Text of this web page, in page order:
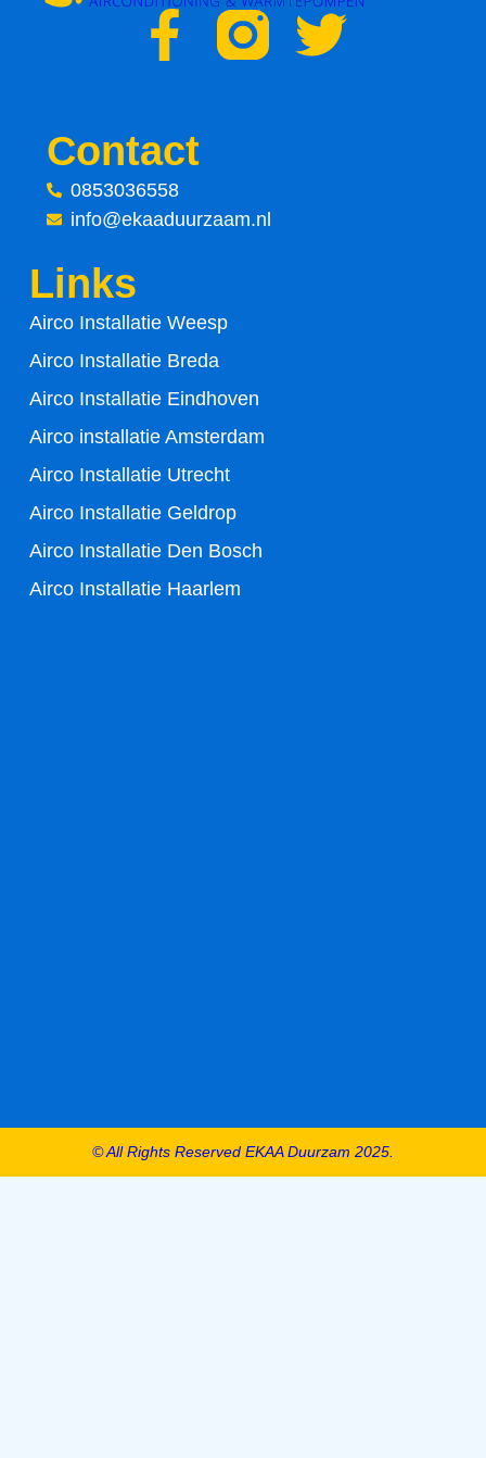
F
c
e
b
o
k
-
f
T
Contact
0853036558
info@ekaaduurzaam.nl
Links
Airco Installatie Weesp
Airco Installatie Breda
Airco Installatie Eindhoven
Airco installatie Amsterdam
Airco Installatie Utrecht
Airco Installatie Geldrop
Airco Installatie Den Bosch
Airco Installatie Haarlem
© All Rights Reserved EKAA Duurzam 2025.